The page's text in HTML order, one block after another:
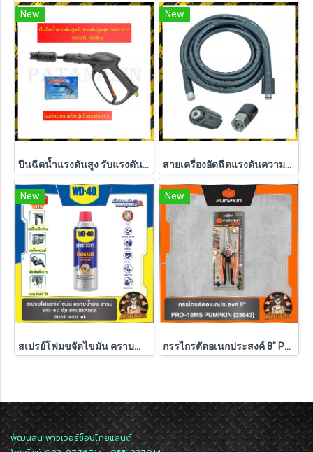
New
ปืนฉีดน้ำแรงดันสูง รับแรงดันสูงสุด 300 บาร์ JUSTIN
New
สายเครื่องอัดฉีดแรงดันความยาว 5 เมตร ขนาดแกน 15 mm. 400 bar , Justin
New
สเปรย์โฟมขจัดไขมัน คราบน้ำมัน จารบี WD-40 SPECIALIST ขนาด 450 ml.
New
กรรไกรตัดอเนกประสงค์ 8" PRO-18MS PUMPKIN (33643)
พัฒนสิน พาวเวอร์ช็อปไทยแลนด์